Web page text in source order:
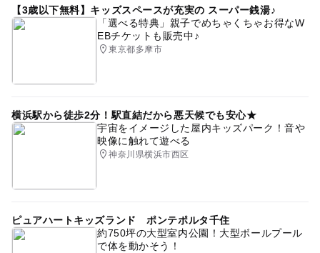
【3歳以下無料】キッズスペースが充実の スーパー銭湯♪
「選べる特典」親子でめちゃくちゃお得なW
EBチケットも販売中♪
東京都多摩市
横浜駅から徒歩2分！駅直結だから悪天候でも安心★
宇宙をイメージした屋内キッズパーク！音や
映像に触れて遊べる
神奈川県横浜市西区
ピュアハートキッズランド ポンテポルタ千住
約750坪の大型室内公園！大型ボールプール
で体を動かそう！